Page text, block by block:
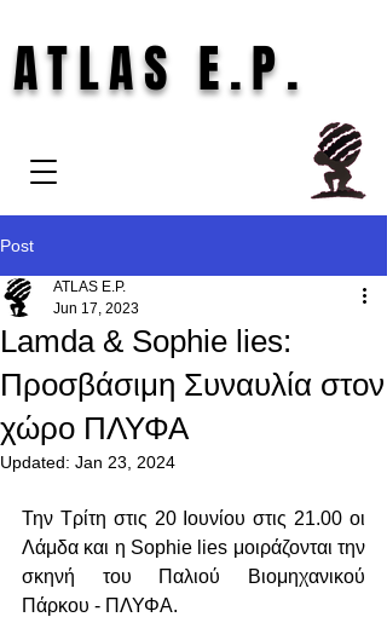
ATLAS E.P.
Post
Lamda & Sophie lies:
Προσβάσιμη Συναυλία στον
χώρο ΠΛΥΦΑ
ATLAS E.P.
Jun 17, 2023
Updated: Jan 23, 2024
Την Τρίτη στις 20 Ιουνίου στις 21.00 οι
Λάμδα και η Sophie lies μοιράζονται την
σκηνή του Παλιού Βιομηχανικού
Πάρκου - ΠΛΥΦΑ.